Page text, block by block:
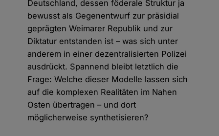
Deutschland, dessen föderale Struktur ja
bewusst als Gegenentwurf zur präsidial
geprägten Weimarer Republik und zur
Diktatur entstanden ist – was sich unter
anderem in einer dezentralisierten Polizei
ausdrückt. Spannend bleibt letztlich die
Frage: Welche dieser Modelle lassen sich
auf die komplexen Realitäten im Nahen
Osten übertragen – und dort
möglicherweise synthetisieren?